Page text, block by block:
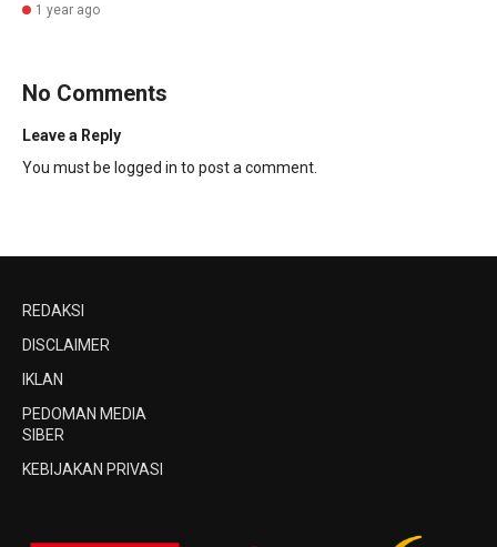
1 year ago
No Comments
Leave a Reply
You must be logged in to post a comment.
REDAKSI
DISCLAIMER
IKLAN
PEDOMAN MEDIA
SIBER
KEBIJAKAN PRIVASI